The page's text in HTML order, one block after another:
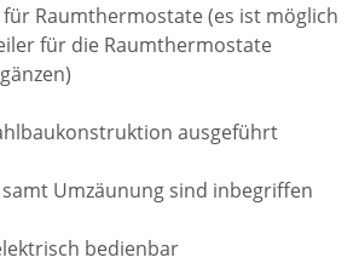
Raumthermostate (es ist möglich
für die Raumthermostate
ausgeführt
Umzäunung sind inbegriffen
bedienbar